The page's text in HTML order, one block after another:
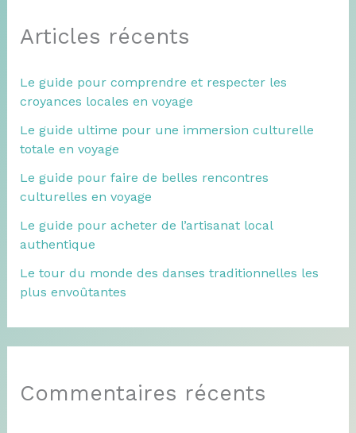
Articles récents
Le guide pour comprendre et respecter les
croyances locales en voyage
Le guide ultime pour une immersion culturelle
totale en voyage
Le guide pour faire de belles rencontres
culturelles en voyage
Le guide pour acheter de l’artisanat local
authentique
Le tour du monde des danses traditionnelles les
plus envoûtantes
Commentaires récents